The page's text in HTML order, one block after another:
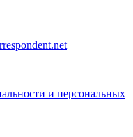
и персональных